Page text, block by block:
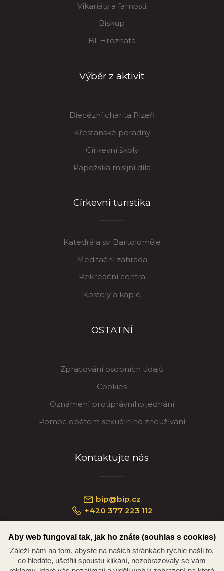
Vikariáty a farnosti
Biskup
Bl. Hroznata
Výběr z aktivit
Diecézní charita Plzeň
Křesťanské poradny
Církevní školy
Papežská misijní díla
Církevní turistika
Katedrála sv. Bartoloměje
Meditační zahrada
Rekreační centra
Kostely a kaple
OSTATNÍ
Zpracování osobních údajů
Cookies
Oznámení protiprávního jednání
Pomoc obětem sexuálního zneužívání
Kontaktujte nás
bip@bip.cz
+420 377 223 112
Náměstí Republiky 234/35, 301 00 Plzeň
Aby web fungoval tak, jak ho znáte (souhlas s cookies)
Záleží nám na tom, abyste na našich stránkách rychle našli to,
co hledáte, ušetřili spoustu klikání, nezobrazovaly se vám